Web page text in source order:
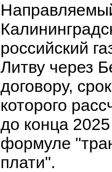
российский
Литву через
договору,
которого
до конца
формуле
плати".